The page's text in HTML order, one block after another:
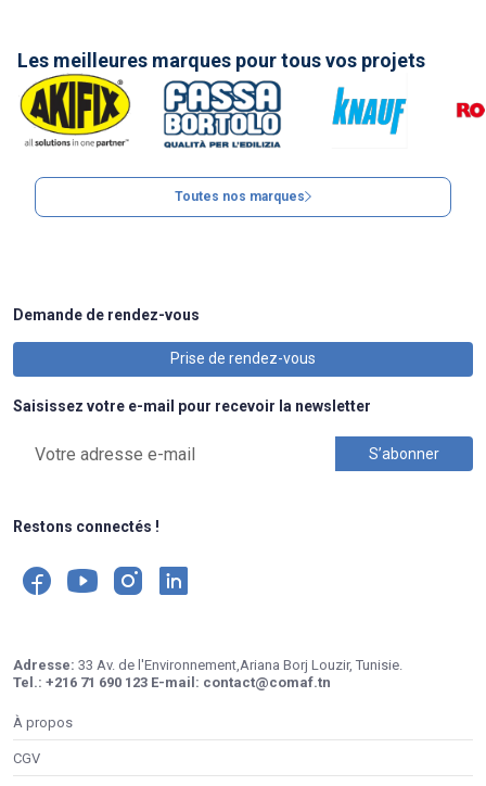
Les meilleures marques pour tous vos projets
Toutes nos marques
Demande de rendez-vous
Prise de rendez-vous
Saisissez votre e-mail pour recevoir la newsletter
Restons connectés !
Adresse: 33 Av. de l'Environnement,Ariana Borj Louzir, Tunisie.
Tel.: +216 71 690 123 E-mail: contact@comaf.tn
À propos
CGV